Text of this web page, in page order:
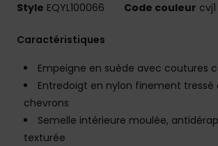
Style EQYL100066 Code couleur cvj1
Caractéristiques
Empeigne en suède avec coutures
Entredoigt en nylon finement
chevrons
Semelle intérieure moulée,
texturée